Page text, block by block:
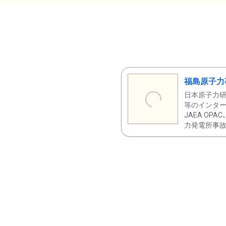
福島原子
日本原子力
等のインタ
JAEA OPAC
力発電所事